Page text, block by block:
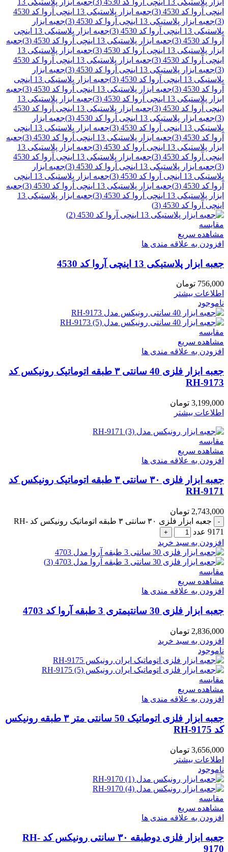
مقایسه
مشاهده سریع
افزودن به علاقه مندی ها
جعبه ابزار پلاستیکی 13 اینچی آروا کد 4530
756,000 تومان
اطلاعات بیشتر
ناموجود
مقایسه
مشاهده سریع
افزودن به علاقه مندی ها
جعبه ابزار فلزی 40 سانتی ۳ طبقه اتوماتیک رونیکس کد
RH-9173
3,199,000 تومان
اطلاعات بیشتر
مقایسه
مشاهده سریع
افزودن به علاقه مندی ها
جعبه ابزار فلزی ۳۰ سانتی ۳ طبقه اتوماتیک رونیکس کد
RH-9171
2,743,000 تومان
جعبه ابزار فلزی ۳۰ سانتی ۳ طبقه اتوماتیک رونیکس کد RH-
9171 عدد
افزودن به سبد خرید
مقایسه
مشاهده سریع
افزودن به علاقه مندی ها
جعبه ابزار فلزی 30 سانتیمتری 3 طبقه آروا کد 4703
2,836,000 تومان
افزودن به سبد خرید
ناموجود
مقایسه
مشاهده سریع
افزودن به علاقه مندی ها
جعبه ابزار فلزی اتوماتیک 50 سانتی متر ۳ طبقه رونیکس
کد RH-9175
3,656,000 تومان
اطلاعات بیشتر
ناموجود
مقایسه
مشاهده سریع
افزودن به علاقه مندی ها
جعبه ابزار فلزی دوطبقه ۳۰ سانتی رونیکس کد RH-
9170